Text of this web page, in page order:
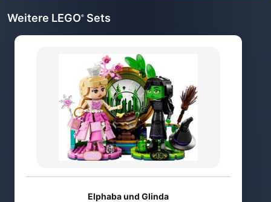
Weitere LEGO® Sets
Elphaba und Glinda